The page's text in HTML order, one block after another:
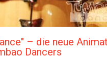
– die neue
Dancers